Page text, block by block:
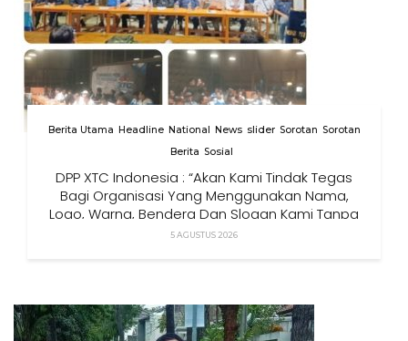
Berita Utama Headline National News slider Sorotan Sorotan
Berita Sosial
DPP XTC Indonesia : “Akan Kami Tindak Tegas
Bagi Organisasi Yang Menggunakan Nama,
Logo, Warna, Bendera Dan Slogan Kami Tanpa
Izin”
5 AGUSTUS 2026